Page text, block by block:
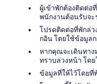
ผู้เข้าพักต้องติดต่อ
พนักงานต้อนรับจะ
โปรดติดต่อที่พักล่ว
กอิน โดยใช้ข้อมูล
หากคุณจะเดินทาง
ทราบล่วงหน้า โด
ข้อมูลที่ให้ไว้โดยที่